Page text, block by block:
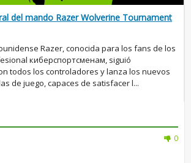
del mando Razer Wolverine Tournament
Razer, conocida para los fans de los
киберспортсменам, siguió
todos los controladores y lanza los nuevos
de juego, capaces de satisfacer l...
0